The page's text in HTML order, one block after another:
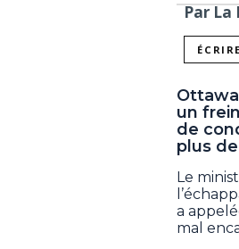
Par La
un
de
plus
Le
a
mal